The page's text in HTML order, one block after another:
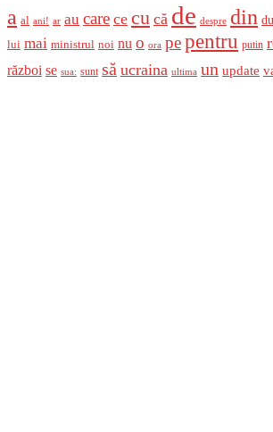
a al ani! ar au care ce cu că de despre din
lui mai ministrul noi nu o ora pepentru putin
război se sua: sunt să ucraina ultima un update